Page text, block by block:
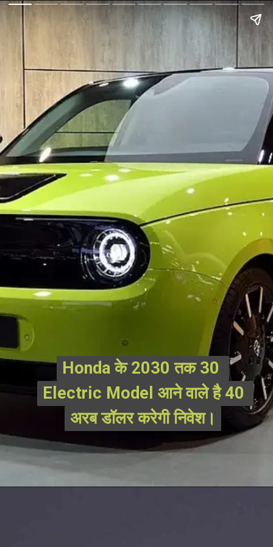
Honda के 2030 तक 30
Electric Model आने वाले है 40
अरब डॉलर करेगी निवेश।
Honda के 2030 तक 30
Electric Model आने वाले है 40
अरब डॉलर करेगी निवेश।